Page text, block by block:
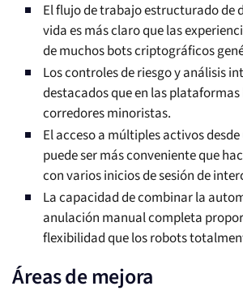
El flujo de trabajo estructurado de
vida es más claro que las
de muchos bots criptográficos
Los controles de riesgo y análisis
destacados que en las plataformas
corredores minoristas.
El acceso a múltiples activos
puede ser más conveniente que
con varios inicios de sesión de
La capacidad de combinar la
anulación manual completa
flexibilidad que los robots
Áreas de mejora